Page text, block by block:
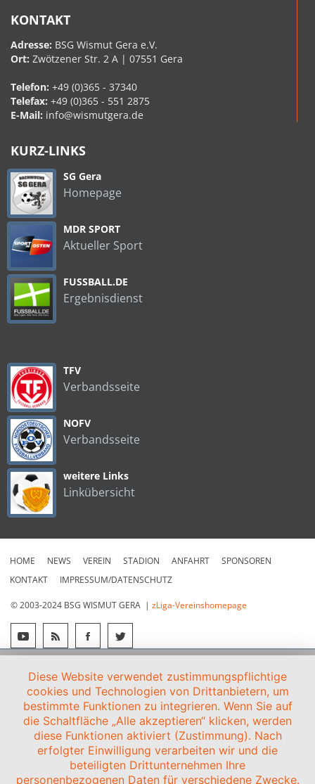
KONTAKT
Adresse: BSG Wismut Gera e.V.
Ort: Zwötzener Str. 2 A | 07551 Gera
Telefon: +49 (0)365 - 37340
Telefax: +49 (0)365 - 551 2875
E-Mail: info@wismutgera.de
KURZ-LINKS
SG Gera
Homepage
MDR SPORT
Aktueller Sport
FUSSBALL.DE
Ergebnisdienst
TFV
Verbandsseite
NOFV
Verbandsseite
weitere Links
Linkübersicht
HOME NEWS VEREIN STADION ANFAHRT
SPONSOREN
KONTAKT
IMPRESSUM/DATENSCHUTZ
© 2003-2024 BSG WISMUT GERA | zLiga-Vereinshomepage
Diese Website verwendet zustimmungspflichtige
cookies und Technologien von Drittanbietern, um
bestimmte Funktionen zu integrieren. Wenn Sie auf
die Schaltfläche „Alle akzeptieren“ klicken, werden
diese Funktionen aktiviert (Zustimmung). Nach
erfolgter Einwilligung verarbeiten wir und die
beteiligten Drittunternehmen Ihre
personenbezogenen Daten für verschiedene Zwecke.